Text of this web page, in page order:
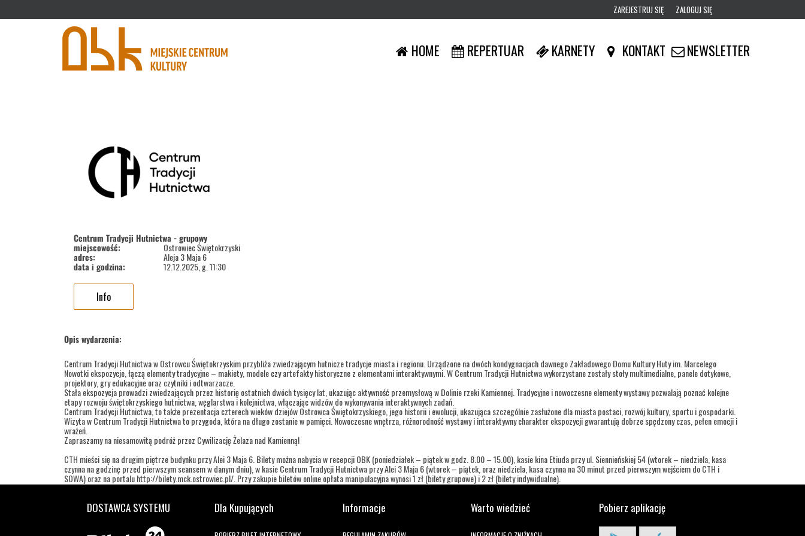
ZAREJESTRUJ SIĘ ZALOGUJ SIĘ
0,00
HOME REPERTUAR KARNETY KONTAKT NEWSLETTER
Centrum Tradycji Hutnictwa - grupowy
miejscowość: Ostrowiec Świętokrzyski
adres: Aleja 3 Maja 6
data i godzina: 12.12.2025, g. 11:30
Info
Opis wydarzenia:
Centrum Tradycji Hutnictwa w Ostrowcu Świętokrzyskim przybliża zwiedzającym hutnicze tradycje miasta i regionu. Urządzone na dwóch kondygnacjach dawnego Zakładowego Domu Kultury Huty im. Marcelego
Nowotki ekspozycje, łączą elementy tradycyjne – makiety, modele czy artefakty historyczne z elementami interaktywnymi. W Centrum Tradycji Hutnictwa wykorzystane zostały stoły multimedialne, panele dotykowe,
projektory, gry edukacyjne oraz czytniki i odtwarzacze.
Stała ekspozycja prowadzi zwiedzających przez historię ostatnich dwóch tysięcy lat, ukazując aktywność przemysłową w Dolinie rzeki Kamiennej. Tradycyjne i nowoczesne elementy wystawy pozwalają poznać kolejne
etapy rozwoju świętokrzyskiego hutnictwa, węglarstwa i kolejnictwa, włączając widzów do wykonywania interaktywnych zadań.
Centrum Tradycji Hutnictwa, to także prezentacja czterech wieków dziejów Ostrowca Świętokrzyskiego, jego historii i ewolucji, ukazująca szczególnie zasłużone dla miasta postaci, rozwój kultury, sportu i gospodarki.
Wizyta w Centrum Tradycji Hutnictwa to przygoda, która na długo zostanie w pamięci. Nowoczesne wnętrza, różnorodność wystawy i interaktywny charakter ekspozycji gwarantują dobrze spędzony czas, pełen emocji i
wrażeń.
Zapraszamy na niesamowitą podróż przez Cywilizację Żelaza nad Kamienną!
CTH mieści się na drugim piętrze budynku przy Alei 3 Maja 6. Bilety można nabycia w recepcji OBK (poniedziałek – piątek w godz. 8.00 – 15.00), kasie kina Etiuda przy ul. Siennieńskiej 54 (wtorek – niedziela, kasa
czynna na godzinę przed pierwszym seansem w danym dniu), w kasie Centrum Tradycji Hutnictwa przy Alei 3 Maja 6 (wtorek – piątek, oraz niedziela, kasa czynna na 30 minut przed pierwszym wejściem do CTH i
SOWA) oraz na portalu http://bilety.mck.ostrowiec.pl/. Przy zakupie biletów online opłata manipulacyjna wynosi 1 zł (bilety grupowe) i 2 zł (bilety indywidualne).
DOSTAWCA SYSTEMU Dla Kupujących Informacje Warto wiedzieć Pobierz aplikację